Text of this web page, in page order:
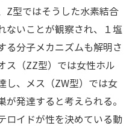
Z型ではそうした水素結合
ないことが観察され、１塩
る分子メカニズムも解明さ
ス（ZZ型）では女性ホル
し、メス（ZW型）では女
発達すると考えられる。
ロイドが性を決めている動